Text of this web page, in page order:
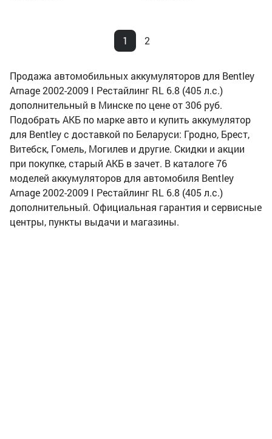
1 2
Продажа автомобильных аккумуляторов для Bentley
Arnage 2002-2009 I Рестайлинг RL 6.8 (405 л.с.)
дополнительный в Минске по цене от 306 руб.
Подобрать АКБ по марке авто и купить аккумулятор
для Bentley с доставкой по Беларуси: Гродно, Брест,
Витебск, Гомель, Могилев и другие. Скидки и акции
при покупке, старый АКБ в зачет. В каталоге 76
моделей аккумуляторов для автомобиля Bentley
Arnage 2002-2009 I Рестайлинг RL 6.8 (405 л.с.)
дополнительный. Официальная гарантия и сервисные
центры, пункты выдачи и магазины.